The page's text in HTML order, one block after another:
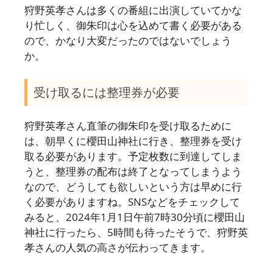
狩野英孝さんは多くの番組に出演していてかな
り忙しく、御朱印は心を込めて書く必要がある
ので、かなり大変だったのではないでしょう
か。
受け取るには整理券が必要
狩野英孝さん直筆の御朱印を受け取るために
は、朝早くに櫻田山神社に行き、整理券を受け
取る必要があります。予定枚数に到達してしま
うと、整理券の配布は終了となってしまうよう
なので、どうしても欲しいという方は早めに行
く必要がありますね。SNSなどをチェックして
みると、2024年1月1日午前7時30分頃に櫻田山
神社に行ったら、5時間も待ったそうで、狩野英
孝さんの人気の高さが伝わってきます。